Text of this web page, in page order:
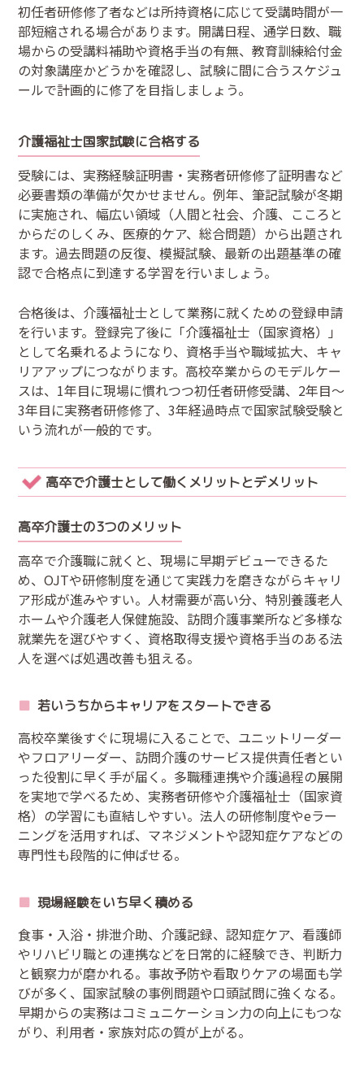
初任者研修修了者などは所持資格に応じて受講時間が一
部短縮される場合があります。開講日程、通学日数、職
場からの受講料補助や資格手当の有無、教育訓練給付金
の対象講座かどうかを確認し、試験に間に合うスケジュ
ールで計画的に修了を目指しましょう。
介護福祉士国家試験に合格する
受験には、実務経験証明書・実務者研修修了証明書など
必要書類の準備が欠かせません。例年、筆記試験が冬期
に実施され、幅広い領域（人間と社会、介護、こころと
からだのしくみ、医療的ケア、総合問題）から出題され
ます。過去問題の反復、模擬試験、最新の出題基準の確
認で合格点に到達する学習を行いましょう。
合格後は、介護福祉士として業務に就くための登録申請
を行います。登録完了後に「介護福祉士（国家資格）」
として名乗れるようになり、資格手当や職域拡大、キャ
リアアップにつながります。高校卒業からのモデルケー
スは、1年目に現場に慣れつつ初任者研修受講、2年目〜
3年目に実務者研修修了、3年経過時点で国家試験受験と
いう流れが一般的です。
高卒で介護士として働くメリットとデメリット
高卒介護士の3つのメリット
高卒で介護職に就くと、現場に早期デビューできるた
め、OJTや研修制度を通じて実践力を磨きながらキャリ
ア形成が進みやすい。人材需要が高い分、特別養護老人
ホームや介護老人保健施設、訪問介護事業所など多様な
就業先を選びやすく、資格取得支援や資格手当のある法
人を選べば処遇改善も狙える。
若いうちからキャリアをスタートできる
高校卒業後すぐに現場に入ることで、ユニットリーダー
やフロアリーダー、訪問介護のサービス提供責任者とい
った役割に早く手が届く。多職種連携や介護過程の展開
を実地で学べるため、実務者研修や介護福祉士（国家資
格）の学習にも直結しやすい。法人の研修制度やeラー
ニングを活用すれば、マネジメントや認知症ケアなどの
専門性も段階的に伸ばせる。
現場経験をいち早く積める
食事・入浴・排泄介助、介護記録、認知症ケア、看護師
やリハビリ職との連携などを日常的に経験でき、判断力
と観察力が磨かれる。事故予防や看取りケアの場面も学
びが多く、国家試験の事例問題や口頭試問に強くなる。
早期からの実務はコミュニケーション力の向上にもつな
がり、利用者・家族対応の質が上がる。